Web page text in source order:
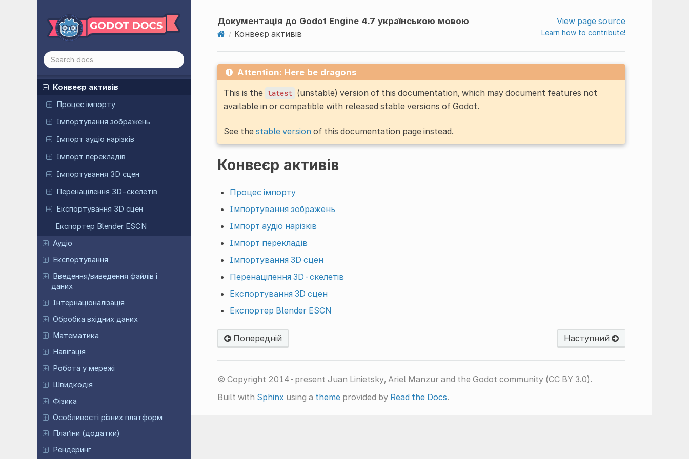
Перехід на нову версію
Двовимірна графіка
Анімація
Конвеєр активів
Процес імпорту
Імпортування зображень
Імпорт аудіо нарізків
Імпорт перекладів
Імпортування 3D сцен
Перенацілення 3D-скелетів
Експортування 3D сцен
Експортер Blender ESCN
Аудіо
Експортування
Введення/виведення файлів і
даних
Інтернаціоналізація
Обробка вхідних даних
Математика
Навігація
Робота у мережі
Швидкодія
Фізика
Особливості різних платформ
Плаґіни (додатки)
Рендеринг
Документація до Godot Engine 4.7 українською мовою
Конвеєр активів
View page source
Learn how to contribute!
Attention: Here be dragons
This is the latest (unstable) version of this documentation, which may document features not
available in or compatible with released stable versions of Godot.
See the stable versionof this documentation page instead.
Конвеєр активів
Процес імпорту
Імпортування зображень
Імпорт аудіо нарізків
Імпорт перекладів
Імпортування 3D сцен
Перенацілення 3D-скелетів
Експортування 3D сцен
Експортер Blender ESCN
Попередній Наступний
© Copyright 2014-present Juan Linietsky, Ariel Manzur and the Godot community (CC BY 3.0).
Built with Sphinx using a themeprovided by Read the Docs.